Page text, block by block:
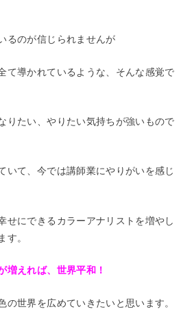
るのが信じられませんが
て導かれているような、そんな感覚で
りたい、やりたい気持ちが強いもので
いて、今では講師業にやりがいを感じ
せにできるカラーアナリストを増やし
す。
増えれば、世界平和！
の世界を広めていきたいと思います。